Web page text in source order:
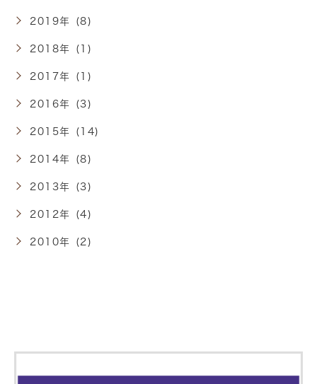
2019年 (8)
2018年 (1)
2017年 (1)
2016年 (3)
2015年 (14)
2014年 (8)
2013年 (3)
2012年 (4)
2010年 (2)